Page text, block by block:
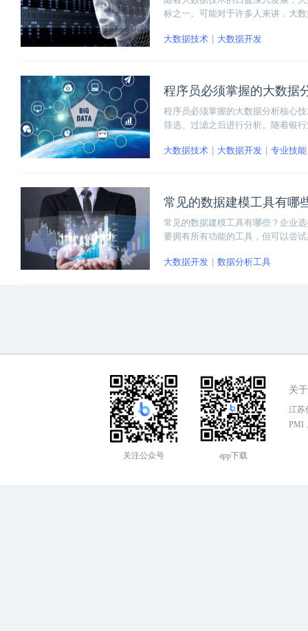
标之一。可能对于许多人来讲，大
我们一起来看看！
大数据技术 大数据开发
程序员必须掌握的大数据
程序员必须掌握的大数据分析核心
筛选、过滤之后进行分析。随着银
大数据技术
大数据开发 专业技能
常见的数据建模工具有哪
常见的数据建模工具有哪些？企业
要拥有所有功能的工具，但可以尝
表示来了解企业的业务。
大数据开发 数据分析工具
关注公众号 app下载
关
江苏
PMI